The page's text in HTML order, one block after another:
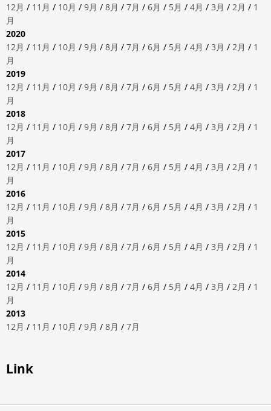
12月 / 11月 / 10月 / 9月 / 8月 / 7月 / 6月 / 5月 / 4月 / 3月 / 2月 / 1
月
2020
12月 / 11月 / 10月 / 9月 / 8月 / 7月 / 6月 / 5月 / 4月 / 3月 / 2月 / 1
月
2019
12月 / 11月 / 10月 / 9月 / 8月 / 7月 / 6月 / 5月 / 4月 / 3月 / 2月 / 1
月
2018
12月 / 11月 / 10月 / 9月 / 8月 / 7月 / 6月 / 5月 / 4月 / 3月 / 2月 / 1
月
2017
12月 / 11月 / 10月 / 9月 / 8月 / 7月 / 6月 / 5月 / 4月 / 3月 / 2月 / 1
月
2016
12月 / 11月 / 10月 / 9月 / 8月 / 7月 / 6月 / 5月 / 4月 / 3月 / 2月 / 1
月
2015
12月 / 11月 / 10月 / 9月 / 8月 / 7月 / 6月 / 5月 / 4月 / 3月 / 2月 / 1
月
2014
12月 / 11月 / 10月 / 9月 / 8月 / 7月 / 6月 / 5月 / 4月 / 3月 / 2月 / 1
月
2013
12月 / 11月 / 10月 / 9月 / 8月 / 7月
Link